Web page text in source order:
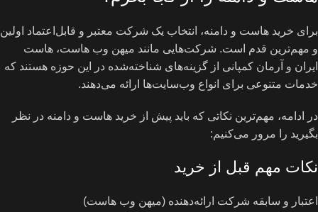
برای خرید هاست و دامنه، انتخاب یک شرکت معتبر و قابل‌اعتماد اولین
و مهم‌ترین قدم است. شرکت‌هایی مانند میهن وب هاست، هاست
ایران و آرمان کمپانی از گزینه‌های شناخته‌شده در این حوزه هستند که
خدمات متنوعی برای انواع وب‌سایت‌ها ارائه می‌دهند.
در ادامه، مهم‌ترین نکاتی که باید پیش از خرید هاست و دامنه در نظر
بگیرید را مرور می‌کنیم:
نکات مهم قبل از خرید
اعتبار و سابقه شرکت ارائه‌دهنده (میهن وب هاست)